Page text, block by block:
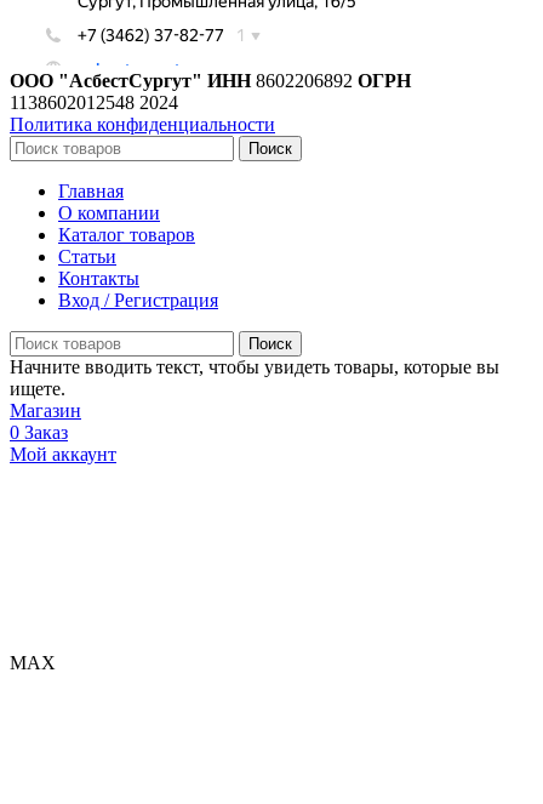
ООО "АсбестСургут" ИНН8602206892 ОГРН
1138602012548 2024
Политика конфиденциальности
Поиск
Главная
О компании
Каталог товаров
Статьи
Контакты
Вход / Регистрация
Поиск
Начните вводить текст, чтобы увидеть товары, которые вы
ищете.
Магазин
0 Заказ
Мой аккаунт
МАХ